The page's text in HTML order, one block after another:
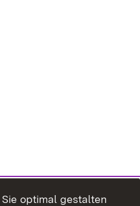
optimal gestalten